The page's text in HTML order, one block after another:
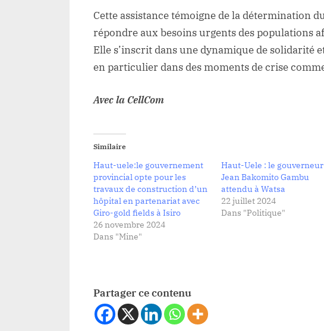
Cette assistance témoigne de la détermination
répondre aux besoins urgents des populations
Elle s’inscrit dans une dynamique de solidarité
en particulier dans des moments de crise
Avec la CellCom
Similaire
Haut-uele:le gouvernement
provincial opte pour les
travaux de construction d’un
hôpital en partenariat avec
Giro-gold fields à Isiro
26 novembre 2024
Dans "Mine"
Haut-Uele : le gouverneur
Jean Bakomito Gambu
attendu à Watsa
22 juillet 2024
Dans "Politique"
Partager ce contenu